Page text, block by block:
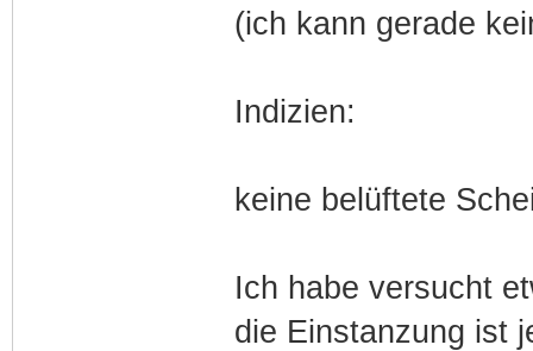
(ich kann gerade
Indizien:
keine belüftete
Ich habe versucht
die Einstanzung ist